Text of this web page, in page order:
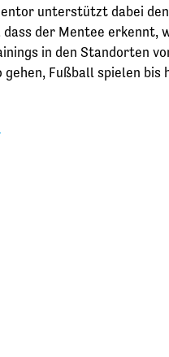
unterstützt dabei
der Mentee erkennt,
in den Standorten
gehen, Fußball spielen